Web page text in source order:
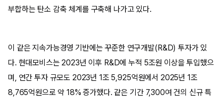
부합하는 탄소 감축 체계를 구축해 나가고 있다.
이 같은 지속가능경영 기반에는 꾸준한 연구개발(R&D) 투자가 있
다. 현대모비스는 2023년 이후 R&D에 누적 5조원 이상을 투입했으
며, 연간 투자 규모도 2023년 1조 5,925억원에서 2025년 1조
8,765억원으로 약 18% 증가했다. 같은 기간 7,300여 건의 신규 특